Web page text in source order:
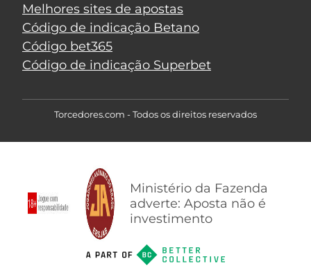
Melhores sites de apostas
Código de indicação Betano
Código bet365
Código de indicação Superbet
Torcedores.com - Todos os direitos reservados
Ministério da Fazenda
adverte: Aposta não é
investimento